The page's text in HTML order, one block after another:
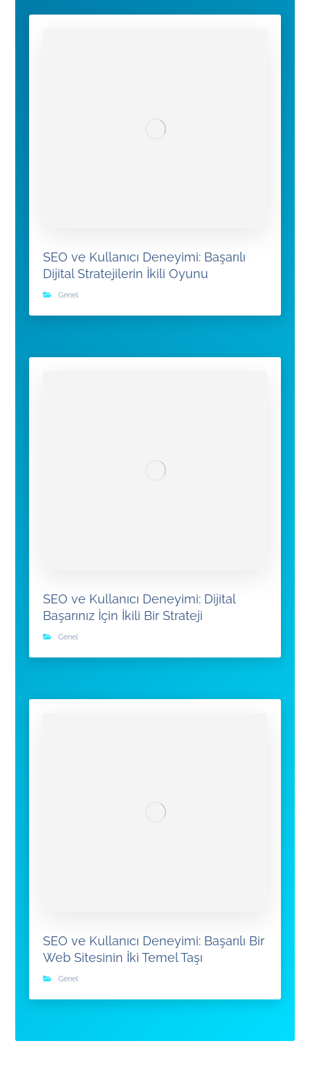
SEO ve Kullanıcı Deneyimi: Başarılı
Dijital Stratejilerin İkili Oyunu
Genel
SEO ve Kullanıcı Deneyimi: Dijital
Başarınız İçin İkili Bir Strateji
Genel
SEO ve Kullanıcı Deneyimi: Başarılı Bir
Web Sitesinin İki Temel Taşı
Genel